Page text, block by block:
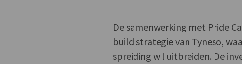
De samenwerking met Pride
build strategie van Tyneso,
spreiding wil uitbreiden. De